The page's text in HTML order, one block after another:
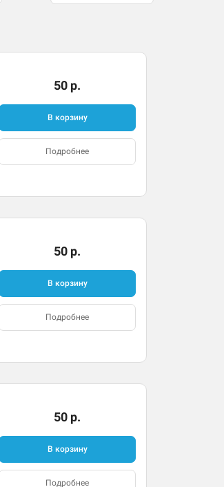
50 р.
В корзину
Подробнее
50 р.
В корзину
Подробнее
50 р.
В корзину
Подробнее